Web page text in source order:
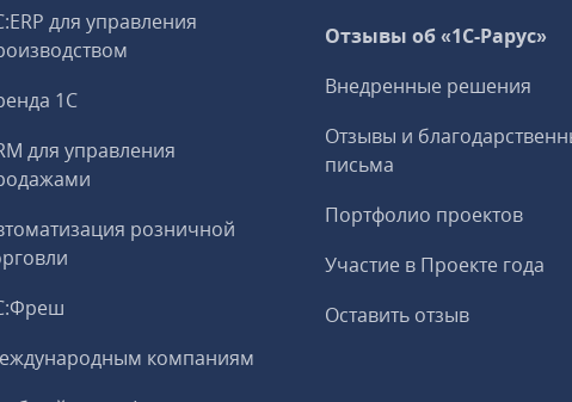
для управления
1С
для управления
розничной
компаниям
Отзывы об «1С-Рарус»
Внедренные решения
Отзывы и
письма
Портфолио проектов
Участие в Проекте года
Оставить отзыв